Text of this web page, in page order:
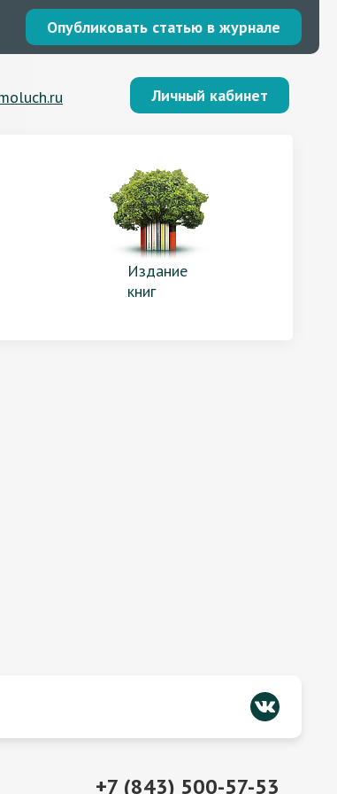
Опубликовать статью в журнале
Личный кабинет
Издание
книг
+7 (843) 500-57-53